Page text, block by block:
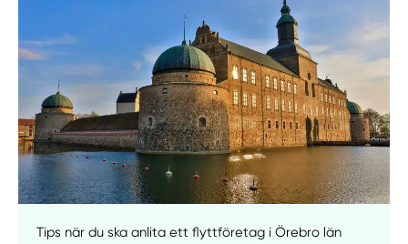
Manuellt Få hjälp
Välj tillvägagångssätt
Tips när du ska anlita ett flyttföretag i Örebro län